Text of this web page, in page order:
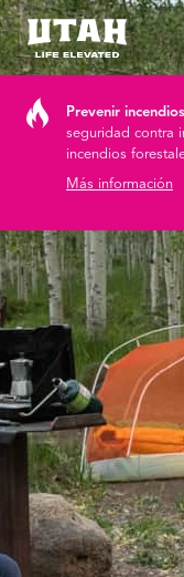
Prevenir
seguridad contra
incendios
Más información